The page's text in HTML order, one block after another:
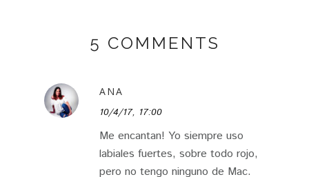
5 COMMENTS
ANA
10/4/17, 17:00
Me encantan! Yo siempre uso
labiales fuertes, sobre todo rojo,
pero no tengo ninguno de Mac.